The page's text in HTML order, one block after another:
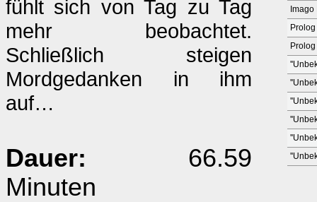
fühlt sich von Tag zu Tag
mehr beobachtet.
Schließlich steigen
Mordgedanken in ihm
auf…
Dauer: 66.59
Minuten